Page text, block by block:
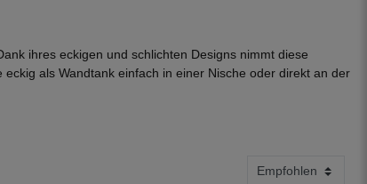
ihres eckigen und schlichten Designs nimmt diese
als Wandtank einfach in einer Nische oder direkt an der